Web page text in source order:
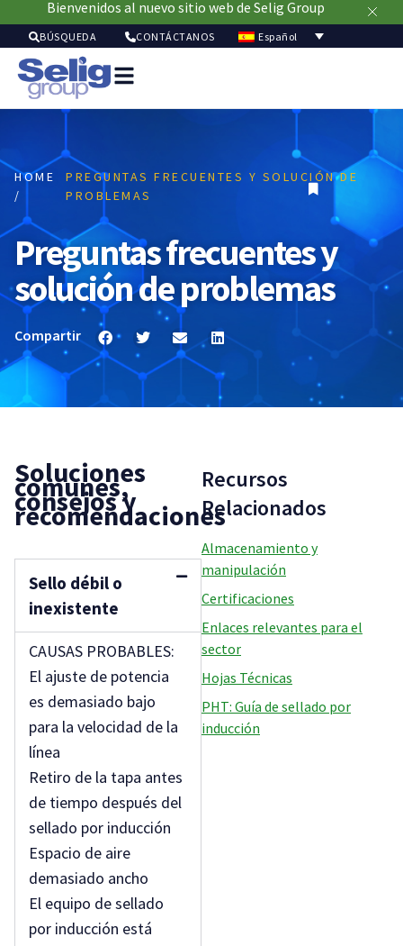
Bienvenidos al nuevo sitio web de Selig Group
BÚSQUEDA CONTÁCTANOS Español
de
HOME
/
PREGUNTAS FRECUENTES Y SOLUCIÓN DE
PROBLEMAS
Preguntas frecuentes y
solución de problemas
Compartir
Soluciones
comunes,
consejos y
recomendaciones
Sello débil o
inexistente
CAUSAS PROBABLES:
El ajuste de potencia
es demasiado bajo
para la velocidad de la
línea
Retiro de la tapa antes
de tiempo después del
sellado por inducción
Espacio de aire
demasiado ancho
El equipo de sellado
por inducción está
Recursos
Relacionados
Almacenamiento y
manipulación
Certificaciones
Enlaces relevantes para el
sector
Hojas Técnicas
PHT: Guía de sellado por
inducción